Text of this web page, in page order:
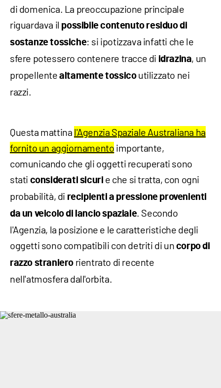
di domenica. La preoccupazione principale
riguardava il possibile contenuto residuo di
sostanze tossiche: si ipotizzava infatti che le
sfere potessero contenere tracce di idrazina, un
propellente altamente tossicoutilizzato nei
razzi.
Questa mattina l'Agenzia Spaziale Australiana ha
fornito un aggiornamento importante,
comunicando che gli oggetti recuperati sono
stati considerati sicuri e che si tratta, con ogni
probabilità, di recipienti a pressione provenienti
da un veicolo di lancio spaziale. Secondo
l'Agenzia, la posizione e le caratteristiche degli
oggetti sono compatibili con detriti di un corpo di
razzo straniero rientrato di recente
nell'atmosfera dall'orbita.